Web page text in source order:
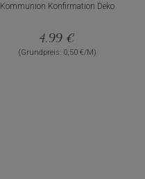
Kommunion Konfirmation Deko
4,99 €
(Grundpreis: 0,50 €/M)